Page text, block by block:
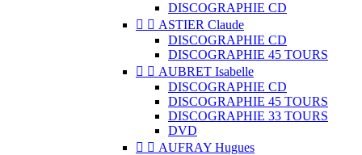
DISCOGRAPHIE CD
  ASTIER Claude
DISCOGRAPHIE CD
DISCOGRAPHIE 45 TOURS
  AUBRET Isabelle
DISCOGRAPHIE CD
DISCOGRAPHIE 45 TOURS
DISCOGRAPHIE 33 TOURS
DVD
  AUFRAY Hugues